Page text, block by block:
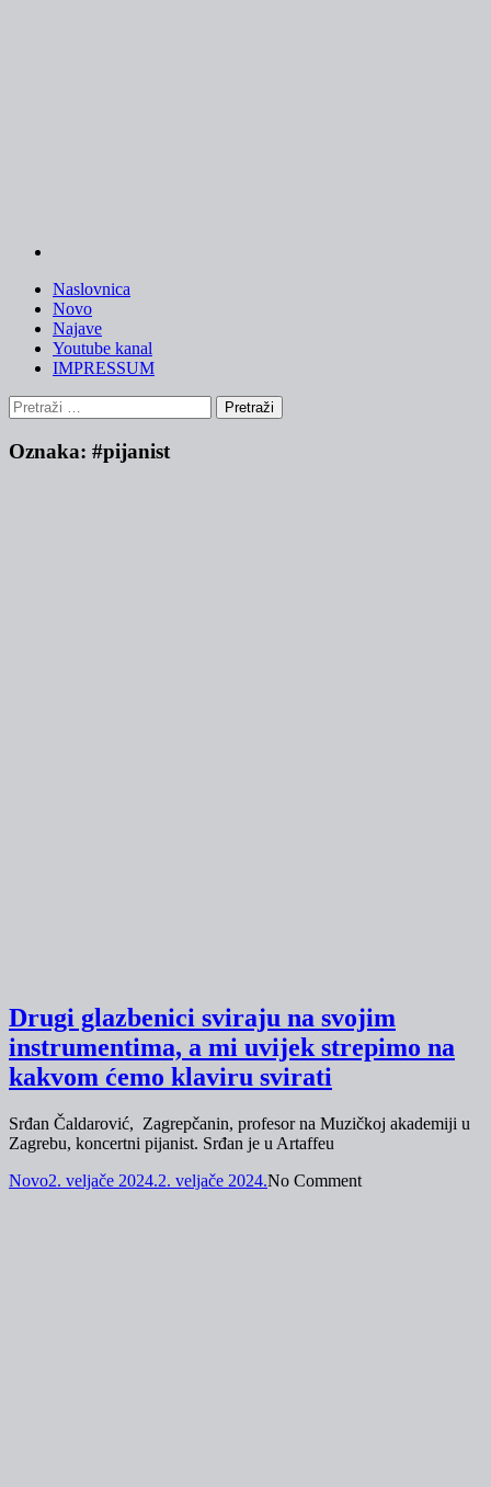
Naslovnica
Novo
Najave
Youtube kanal
IMPRESSUM
Pretraži:
Oznaka: #pijanist
Drugi glazbenici sviraju na svojim
instrumentima, a mi uvijek strepimo na
kakvom ćemo klaviru svirati
Srđan Čaldarović, Zagrepčanin, profesor na Muzičkoj akademiji u
Zagrebu, koncertni pijanist. Srđan je u Artaffeu
Novo2. veljače 2024.2. veljače 2024.No Comment